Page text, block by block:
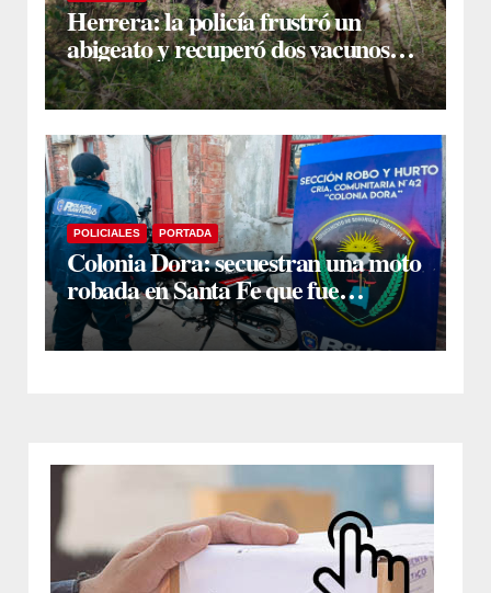
Herrera: la policía frustró un
abigeato y recuperó dos vacunos
ocultos en una zona montuosa
POLICIALES PORTADA
Colonia Dora: secuestran una moto
robada en Santa Fe que fue
comprada a un desconocido al
costado de la ruta